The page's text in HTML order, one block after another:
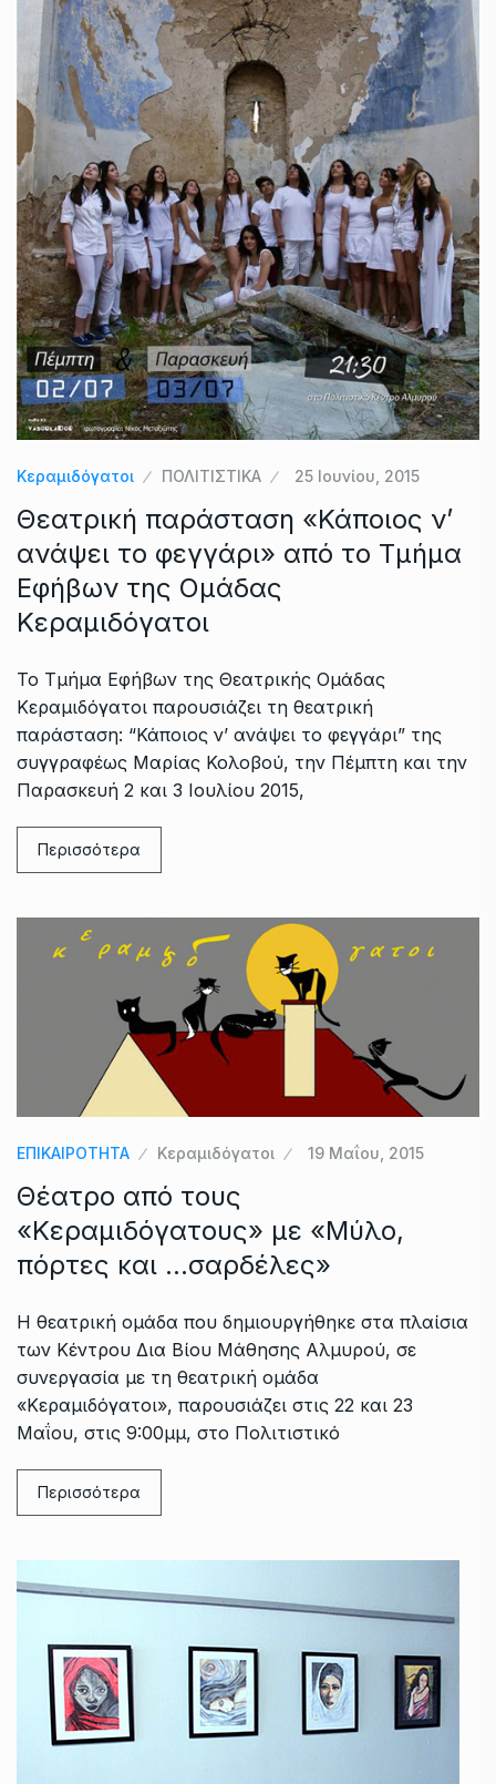
Κεραμιδόγατοι ΠΟΛΙΤΙΣΤΙΚΑ 25 Ιουνίου, 2015
Θεατρική παράσταση «Κάποιος ν’
ανάψει το φεγγάρι» από το Τμήμα
Εφήβων της Ομάδας
Κεραμιδόγατοι
Το Τμήμα Εφήβων της Θεατρικής Ομάδας
Κεραμιδόγατοι παρουσιάζει τη θεατρική
παράσταση: “Κάποιος ν’ ανάψει το φεγγάρι” της
συγγραφέως Μαρίας Κολοβού, την Πέμπτη και την
Παρασκευή 2 και 3 Ιουλίου 2015,
Περισσότερα
ΕΠΙΚΑΙΡΟΤΗΤΑ Κεραμιδόγατοι 19 Μαΐου, 2015
Θέατρο από τους
«Κεραμιδόγατους» με «Μύλο,
πόρτες και …σαρδέλες»
Η θεατρική ομάδα που δημιουργήθηκε στα πλαίσια
των Κέντρου Δια Βίου Μάθησης Αλμυρού, σε
συνεργασία με τη θεατρική ομάδα
«Κεραμιδόγατοι», παρουσιάζει στις 22 και 23
Μαΐου, στις 9:00μμ, στο Πολιτιστικό
Περισσότερα